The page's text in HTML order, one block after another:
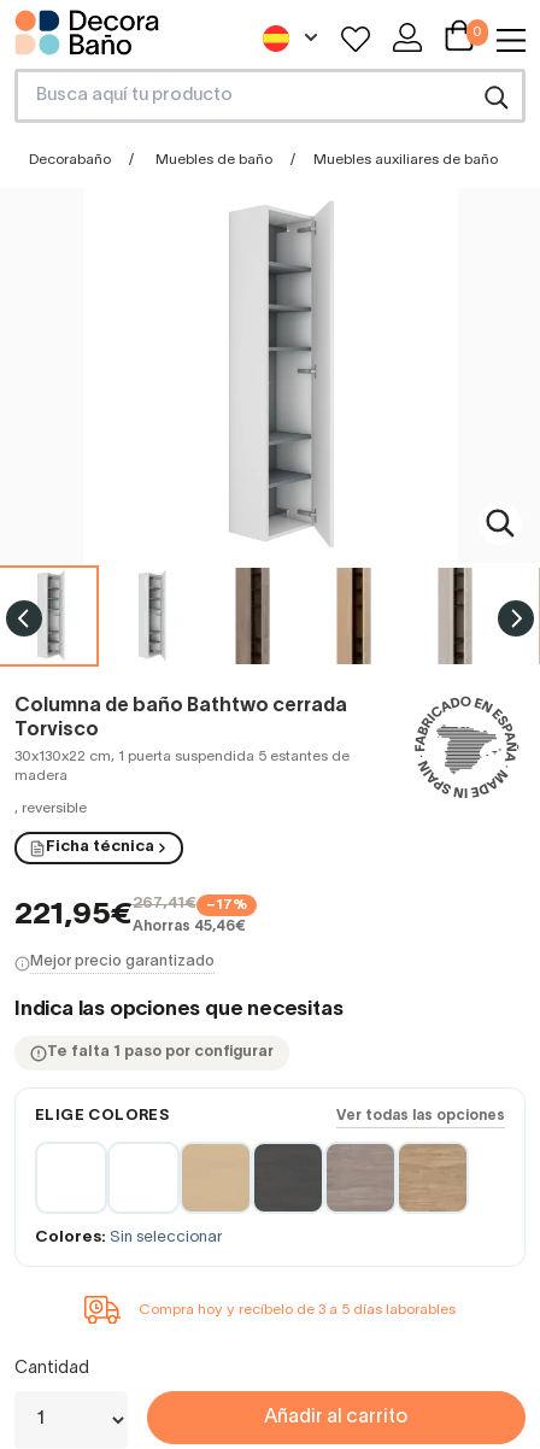
0
Decorabaño Muebles de baño Muebles auxiliares de baño
Columna de baño Bathtwo cerrada
Torvisco
30x130x22 cm, 1 puerta suspendida 5 estantes de
madera
, reversible
Ficha técnica
221,95€267,41€ −17%
Ahorras 45,46€
Mejor precio garantizado
Indica las opciones que necesitas
Te falta 1 paso por configurar
ELIGE COLORES Ver todas las opciones
Colores: Sin seleccionar
Compra hoy y recíbelo de 3 a 5 días laborables
Cantidad
Añadir al carrito